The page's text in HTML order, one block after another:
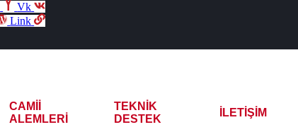
Vk
Link
CAMII
ALEMLERI
TEKNIK
DESTEK
İLETIŞIM